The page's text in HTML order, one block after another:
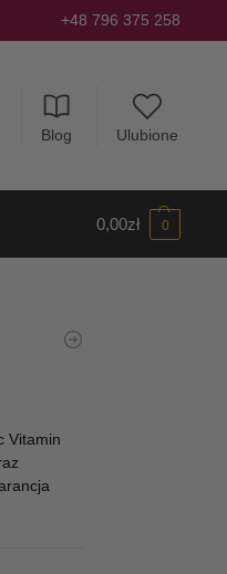
+48 796 375 258
Blog Ulubione
0,00zł 0
Vitamin